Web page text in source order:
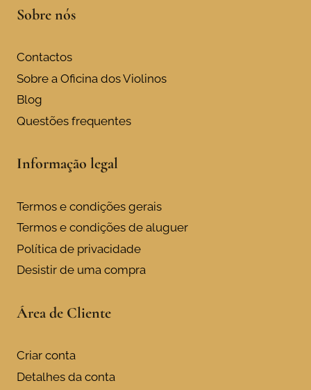
on
product
page
Sobre nós
Contactos
Sobre a Oficina dos Violinos
Blog
Questões frequentes
Informação legal
Termos e condições gerais
Termos e condições de aluguer
Política de privacidade
Desistir de uma compra
Área de Cliente
Criar conta
Detalhes da conta